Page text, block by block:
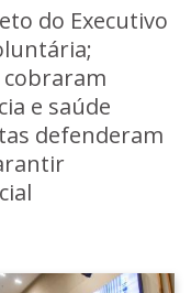
do Executivo
e saúde
defenderam